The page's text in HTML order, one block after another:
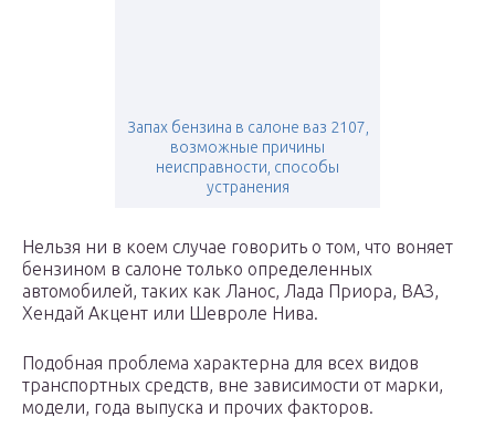
Запах бензина в салоне ваз 2107,
возможные причины
неисправности, способы
устранения
Нельзя ни в коем случае говорить о том, что воняет
бензином в салоне только определенных
автомобилей, таких как Ланос, Лада Приора, ВАЗ,
Хендай Акцент или Шевроле Нива.
Подобная проблема характерна для всех видов
транспортных средств, вне зависимости от марки,
модели, года выпуска и прочих факторов.